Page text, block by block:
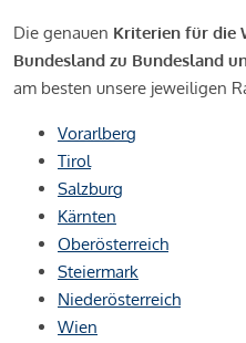
Die genauen Kriterien für die
Bundesland zu Bundesland
am besten unsere jeweiligen
Vorarlberg
Tirol
Salzburg
Kärnten
Oberösterreich
Steiermark
Niederösterreich
Wien